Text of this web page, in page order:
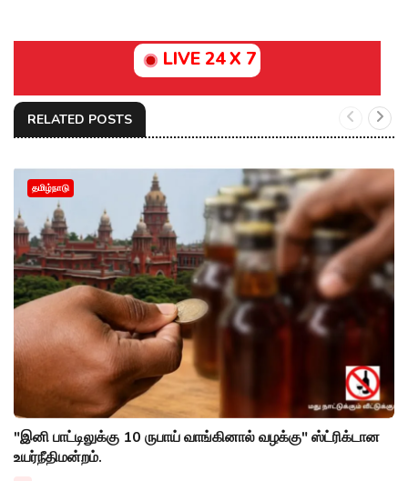
LIVE 24 X 7
RELATED POSTS
தமிழ்நாடு
"இனி பாட்டிலுக்கு 10 ருபாய் வாங்கினால் வழக்கு" ஸ்ட்ரிக்டான
உயர்நீதிமன்றம்.